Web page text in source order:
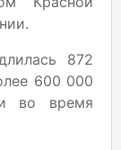
872
600 000
во время